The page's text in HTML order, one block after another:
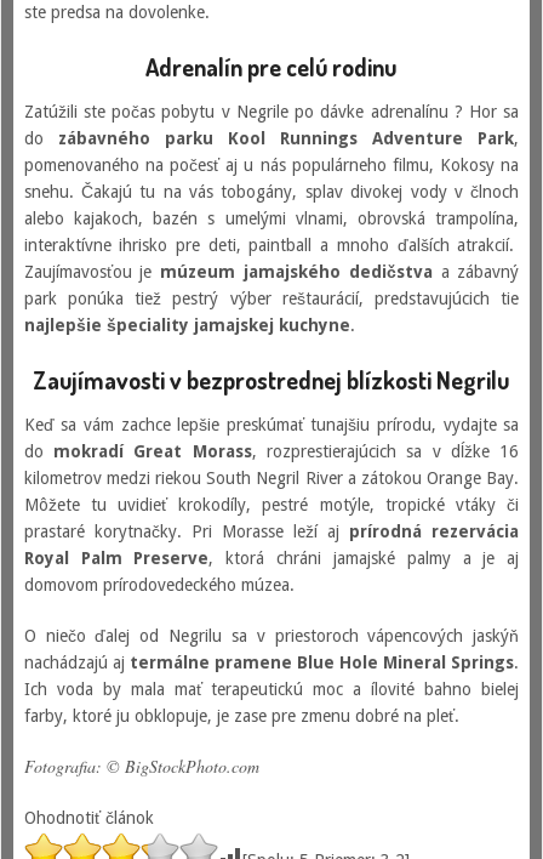
ste predsa na dovolenke.
Adrenalín pre celú rodinu
Zatúžili ste počas pobytu v Negrile po dávke adrenalínu ? Hor sa
do zábavného parku Kool Runnings Adventure Park,
pomenovaného na počesť aj u nás populárneho filmu, Kokosy na
snehu. Čakajú tu na vás tobogány, splav divokej vody v člnoch
alebo kajakoch, bazén s umelými vlnami, obrovská trampolína,
interaktívne ihrisko pre deti, paintball a mnoho ďalších atrakcií.
Zaujímavosťou je múzeum jamajského dedičstva a zábavný
park ponúka tiež pestrý výber reštaurácií, predstavujúcich tie
najlepšie špeciality jamajskej kuchyne.
Zaujímavosti v bezprostrednej blízkosti Negrilu
Keď sa vám zachce lepšie preskúmať tunajšiu prírodu, vydajte sa
do mokradí Great Morass, rozprestierajúcich sa v dĺžke 16
kilometrov medzi riekou South Negril River a zátokou Orange Bay.
Môžete tu uvidieť krokodíly, pestré motýle, tropické vtáky či
prastaré korytnačky. Pri Morasse leží aj prírodná rezervácia
Royal Palm Preserve, ktorá chráni jamajské palmy a je aj
domovom prírodovedeckého múzea.
O niečo ďalej od Negrilu sa v priestoroch vápencových jaskýň
nachádzajú aj termálne pramene Blue Hole Mineral Springs.
Ich voda by mala mať terapeutickú moc a ílovité bahno bielej
farby, ktoré ju obklopuje, je zase pre zmenu dobré na pleť.
Fotografia: © BigStockPhoto.com
Ohodnotiť článok